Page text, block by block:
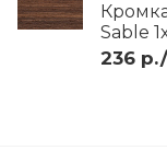
Sable
236